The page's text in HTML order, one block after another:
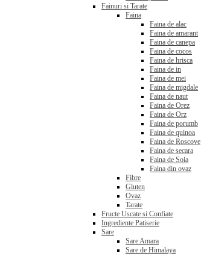
Fainuri si Tarate
Faina
Faina de alac
Faina de amarant
Faina de canepa
Faina de cocos
Faina de hrisca
Faina de in
Faina de mei
Faina de migdale
Faina de naut
Faina de Orez
Faina de Orz
Faina de porumb
Faina de quinoa
Faina de Roscove
Faina de secara
Faina de Soia
Faina din ovaz
Fibre
Gluten
Ovaz
Tarate
Fructe Uscate si Confiate
Ingrediente Patiserie
Sare
Sare Amara
Sare de Himalaya